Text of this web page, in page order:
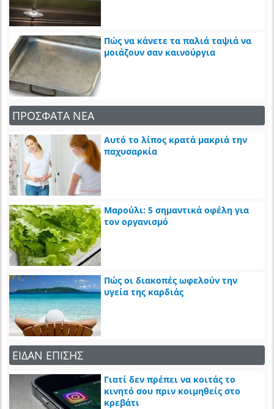
Πώς να κάνετε τα παλιά ταψιά να
μοιάζουν σαν καινούργια
ΠΡΟΣΦΑΤΑ ΝΕΑ
Αυτό το λίπος κρατά μακριά την
παχυσαρκία
Μαρούλι: 5 σημαντικά οφέλη για
τον οργανισμό
Πώς οι διακοπές ωφελούν την
υγεία της καρδιάς
ΕΙΔΑΝ ΕΠΙΣΗΣ
Γιατί δεν πρέπει να κοιτάς το
κινητό σου πριν κοιμηθείς στο
κρεβάτι